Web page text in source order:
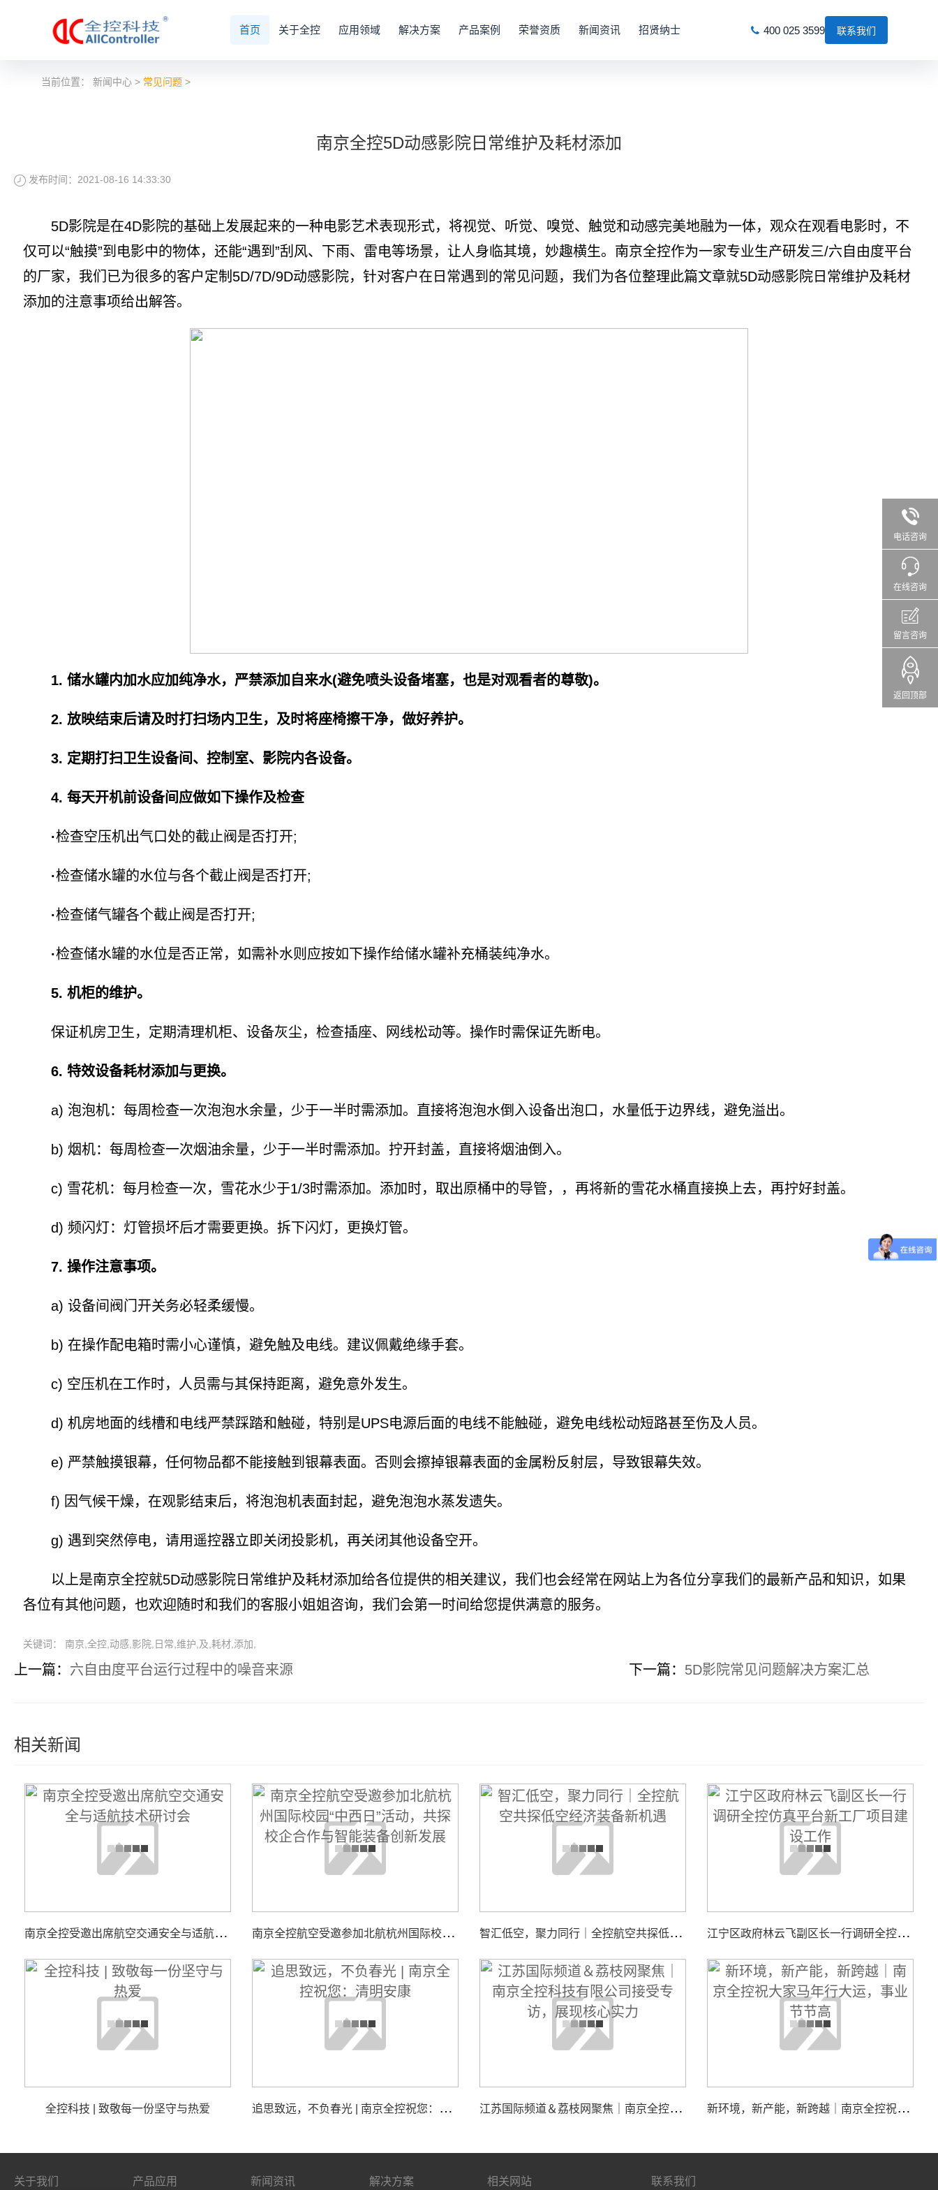
首页 关于全控 应用领域 解决方案 产品案例 荣誉资质 新闻资讯 招贤纳士 400 025 3599 联系我们
电话咨询
在线咨询
留言咨询
返回顶部
当前位置：新闻中心 > 常见问题 >
南京全控5D动感影院日常维护及耗材添加
发布时间：2021-08-16 14:33:30
5D影院是在4D影院的基础上发展起来的一种电影艺术表现形式，将视觉、听觉、嗅觉、触觉和动感完美地融为一体，观众在观看电影时，不
仅可以“触摸”到电影中的物体，还能“遇到”刮风、下雨、雷电等场景，让人身临其境，妙趣横生。南京全控作为一家专业生产研发三/六自由度平台
的厂家，我们已为很多的客户定制5D/7D/9D动感影院，针对客户在日常遇到的常见问题，我们为各位整理此篇文章就5D动感影院日常维护及耗材
添加的注意事项给出解答。
1. 储水罐内加水应加纯净水，严禁添加自来水(避免喷头设备堵塞，也是对观看者的尊敬)。
2. 放映结束后请及时打扫场内卫生，及时将座椅擦干净，做好养护。
3. 定期打扫卫生设备间、控制室、影院内各设备。
4. 每天开机前设备间应做如下操作及检查
·检查空压机出气口处的截止阀是否打开;
·检查储水罐的水位与各个截止阀是否打开;
·检查储气罐各个截止阀是否打开;
·检查储水罐的水位是否正常，如需补水则应按如下操作给储水罐补充桶装纯净水。
5. 机柜的维护。
保证机房卫生，定期清理机柜、设备灰尘，检查插座、网线松动等。操作时需保证先断电。
6. 特效设备耗材添加与更换。
a) 泡泡机：每周检查一次泡泡水余量，少于一半时需添加。直接将泡泡水倒入设备出泡口，水量低于边界线，避免溢出。
b) 烟机：每周检查一次烟油余量，少于一半时需添加。拧开封盖，直接将烟油倒入。
c) 雪花机：每月检查一次，雪花水少于1/3时需添加。添加时，取出原桶中的导管，，再将新的雪花水桶直接换上去，再拧好封盖。
d) 频闪灯：灯管损坏后才需要更换。拆下闪灯，更换灯管。
7. 操作注意事项。
a) 设备间阀门开关务必轻柔缓慢。
b) 在操作配电箱时需小心谨慎，避免触及电线。建议佩戴绝缘手套。
c) 空压机在工作时，人员需与其保持距离，避免意外发生。
d) 机房地面的线槽和电线严禁踩踏和触碰，特别是UPS电源后面的电线不能触碰，避免电线松动短路甚至伤及人员。
e) 严禁触摸银幕，任何物品都不能接触到银幕表面。否则会擦掉银幕表面的金属粉反射层，导致银幕失效。
f) 因气候干燥，在观影结束后，将泡泡机表面封起，避免泡泡水蒸发遗失。
g) 遇到突然停电，请用遥控器立即关闭投影机，再关闭其他设备空开。
以上是南京全控就5D动感影院日常维护及耗材添加给各位提供的相关建议，我们也会经常在网站上为各位分享我们的最新产品和知识，如果
各位有其他问题，也欢迎随时和我们的客服小姐姐咨询，我们会第一时间给您提供满意的服务。
关键词： 南京,全控,动感,影院,日常,维护,及,耗材,添加,
上一篇： 六自由度平台运行过程中的噪音来源 下一篇： 5D影院常见问题解决方案汇总
相关新闻
南
京全控受邀出席航空交通安全与适航技术研讨会 南
京全控航空受邀参加北航杭州国际校园“中西日”活动，共探校企合作与智能装备创新发展 智
汇低空，聚力同行｜全控航空共探低空经济装备新机遇 江
宁区政府林云飞副区长一行调研全控仿真平台新工厂项目建设工作
全控科技 | 致敬每一份坚守与热爱 追
思致远，不负春光 | 南京全控祝您：清明安康 江
苏国际频道＆荔枝网聚焦｜南京全控科技有限公司接受专访，展现核心实力 新
环境，新产能，新跨越｜南京全控祝大家马年行大运，事业节节高
关于我们 产品应用 新闻资讯 解决方案 相关网站 联系我们